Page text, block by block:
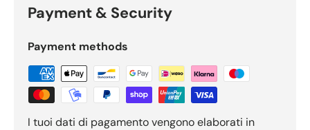
Payment & Security
Payment methods
I tuoi dati di pagamento vengono elaborati in